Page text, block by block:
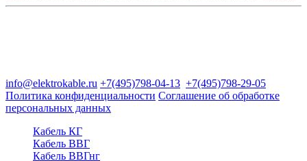
info@elektrokable.ru +7(495)798-04-13 +7(495)798-29-05
Политика конфиденциальности Соглашение об обработке
персональных данных
Кабель КГ
Кабель ВВГ
Кабель ВВГнг